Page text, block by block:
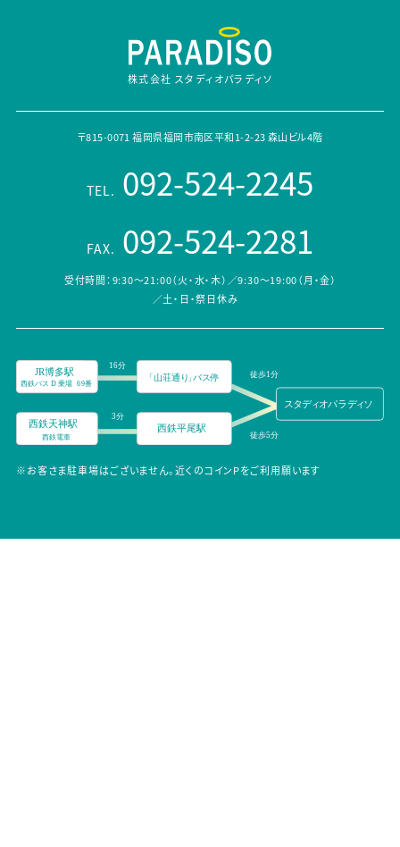
株式会社 スタディオパラディソ
〒815-0071 福岡県福岡市南区平和1-2-23 森山ビル4階
TEL. 092-524-2245
FAX. 092-524-2281
受付時間：9:30～21:00（火・水・木）／9:30～19:00（月・金）
／土・日・祭日休み
※お客さま駐車場はございません。近くのコインPをご利用願います